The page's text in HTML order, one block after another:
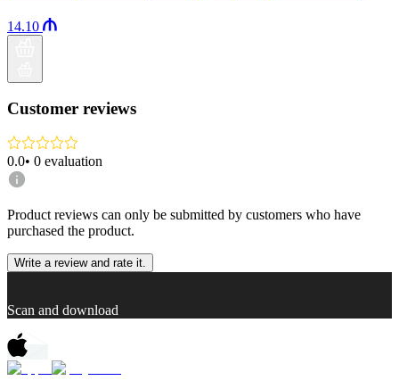
14.10
Customer reviews
0.0• 0 evaluation
Product reviews can only be submitted by customers who have
purchased the product.
Write a review and rate it.
Scan and download